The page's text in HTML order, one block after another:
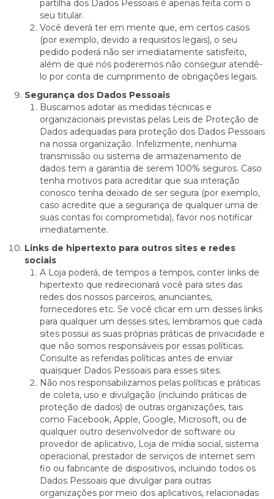
partilha dos Dados Pessoais é apenas feita com o
seu titular.
Você deverá ter em mente que, em certos casos
(por exemplo, devido a requisitos legais), o seu
pedido poderá não ser imediatamente satisfeito,
além de que nós poderemos não conseguir atendê-
lo por conta de cumprimento de obrigações legais.
Segurança dos Dados Pessoais
Buscamos adotar as medidas técnicas e
organizacionais previstas pelas Leis de Proteção de
Dados adequadas para proteção dos Dados Pessoais
na nossa organização. Infelizmente, nenhuma
transmissão ou sistema de armazenamento de
dados tem a garantia de serem 100% seguros. Caso
tenha motivos para acreditar que sua interação
conosco tenha deixado de ser segura (por exemplo,
caso acredite que a segurança de qualquer uma de
suas contas foi comprometida), favor nos notificar
imediatamente.
Links de hipertexto para outros sites e redes
sociais
A Loja poderá, de tempos a tempos, conter links de
hipertexto que redirecionará você para sites das
redes dos nossos parceiros, anunciantes,
fornecedores etc. Se você clicar em um desses links
para qualquer um desses sites, lembramos que cada
sites possui as suas próprias práticas de privacidade e
que não somos responsáveis por essas políticas.
Consulte as referidas políticas antes de enviar
quaisquer Dados Pessoais para esses sites.
Não nos responsabilizamos pelas políticas e práticas
de coleta, uso e divulgação (incluindo práticas de
proteção de dados) de outras organizações, tais
como Facebook, Apple, Google, Microsoft, ou de
qualquer outro desenvolvedor de software ou
provedor de aplicativo, Loja de mídia social, sistema
operacional, prestador de serviços de internet sem
fio ou fabricante de dispositivos, incluindo todos os
Dados Pessoais que divulgar para outras
organizações por meio dos aplicativos, relacionadas